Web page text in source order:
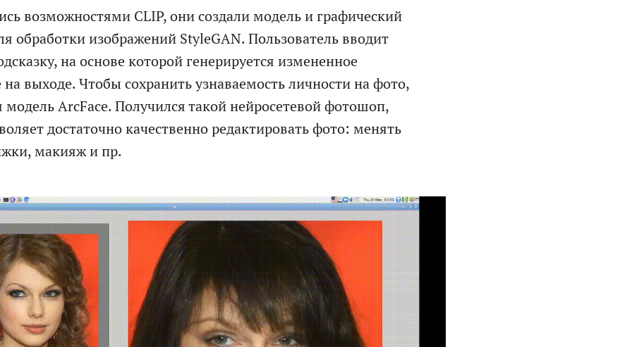
возможностями CLIP, они создали модель и графический
обработки изображений StyleGAN. Пользователь вводит
на основе которой генерируется измененное
выходе. Чтобы сохранить узнаваемость личности на фото,
модель ArcFace. Получился такой нейросетевой фотошоп,
достаточно качественно редактировать фото: менять
макияж и пр.
ПРИКРЕПИТЬ БРИФ ИЛИ ТЗ
ПОЛУЧИТЬ РАСЧЕТ
Я соглашаюсь на обработку персональных данных в
политикой обработки персональных данных
Я согласен на получение информационных и рекламных